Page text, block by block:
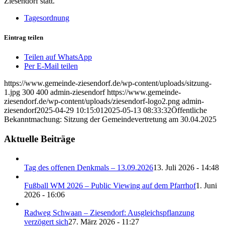
Tagesordnung
Eintrag teilen
Teilen auf WhatsApp
Per E-Mail teilen
https://www.gemeinde-ziesendorf.de/wp-content/uploads/sitzung-
1.jpg 300 400 admin-ziesendorf https://www.gemeinde-
ziesendorf.de/wp-content/uploads/ziesendorf-logo2.png admin-
ziesendorf2025-04-29 10:15:01 2025-05-13 08:33:32Öffentliche
Bekanntmachung: Sitzung der Gemeindevertretung am 30.04.2025
Aktuelle Beiträge
Tag des offenen Denkmals – 13.09.202613. Juli 2026 - 14:48
Fußball WM 2026 – Public Viewing auf dem Pfarrhof1. Juni
2026 - 16:06
Radweg Schwaan – Ziesendorf: Ausgleichspflanzung
verzögert sich27. März 2026 - 11:27